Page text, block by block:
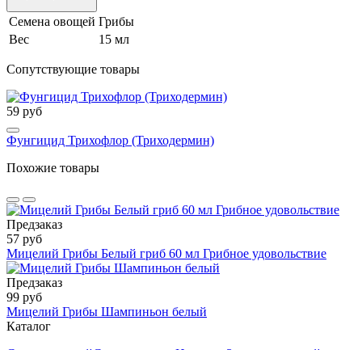
Семена овощей Грибы
Вес
15 мл
Сопутствующие товары
59 руб
Фунгицид Трихофлор (Триходермин)
Похожие товары
Предзаказ
57 руб
Мицелий Грибы Белый гриб 60 мл Грибное удовольствие
Предзаказ
99 руб
Мицелий Грибы Шампиньон белый
Каталог